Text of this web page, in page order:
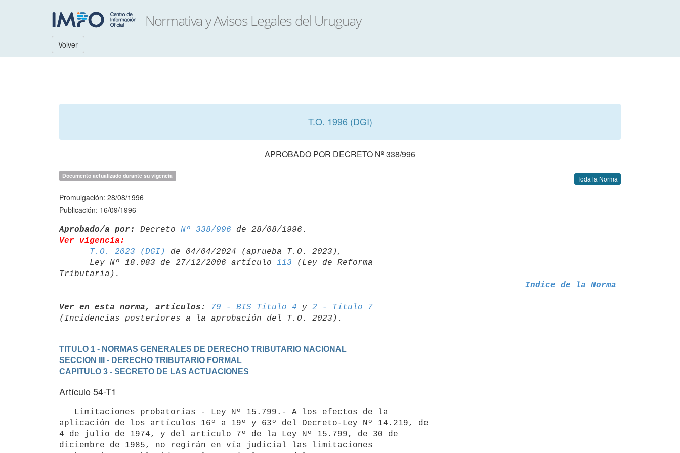
Volver
T.O. 1996 (DGI)
APROBADO POR DECRETO Nº 338/996
Documento actualizado durante su vigencia Toda la Norma
Promulgación: 28/08/1996
Publicación: 16/09/1996
Aprobado/a por: Decreto Nº 338/996
Ver vigencia:
T.O. 2023 (DGI)
de 04/04/2024 (aprueba T.O. 2023),
      Ley Nº 18.083 de 27/12/2006 artículo
113 (Ley de Reforma
Indice de la Norma
Ver en esta norma, artículos: 79 - BIS Título 4 y 2 - Título 7
TITULO 1 - NORMAS GENERALES DE DERECHO TRIBUTARIO NACIONAL
SECCION III - DERECHO TRIBUTARIO FORMAL
CAPITULO 3 - SECRETO DE LAS ACTUACIONES
Artículo 54-T1
aplicación de los artículos 16º a 19º y 63º del Decreto-Ley Nº 14.219, de
4 de julio de 1974, y del artículo 7º de la Ley Nº 15.799, de 30 de
diciembre de 1985, no regirán en vía judicial las limitaciones